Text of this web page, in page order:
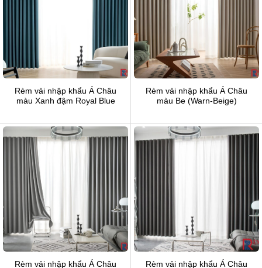
Rèm vải nhập khẩu Á Châu
màu Xanh đậm Royal Blue
Rèm vải nhập khẩu Á Châu
màu Be (Warn-Beige)
Rèm vải nhập khẩu Á Châu Rèm vải nhập khẩu Á Châu